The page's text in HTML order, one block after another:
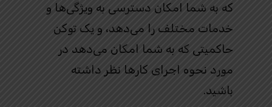
که به شما امکان دسترسی به ویژگی‌ها و
خدمات مختلف را می‌دهد، و یک توکن
حاکمیتی که به شما امکان می‌دهد در
مورد نحوه اجرای کارها نظر داشته
باشید.